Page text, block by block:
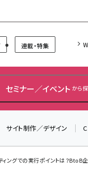
連載・特集
セミナー／イベント から
サイト制作／デザイン
ィングでの実行ポイントは？
い ／
▼